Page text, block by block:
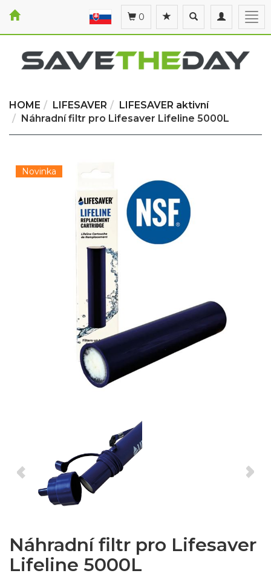
Toggle
navigation
Toggle
search
0
HOME LIFESAVER
LIFESAVER aktivní
Náhradní filtr pro Lifesaver Lifeline 5000L
Novinka
Náhradní filtr pro Lifesaver
Lifeline 5000L